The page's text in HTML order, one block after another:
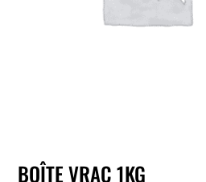
BOÎTE VRAC 1KG